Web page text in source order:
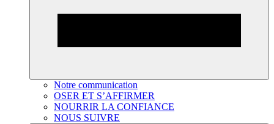
Notre communication
OSER ET S’AFFIRMER
NOURRIR LA CONFIANCE
NOUS SUIVRE